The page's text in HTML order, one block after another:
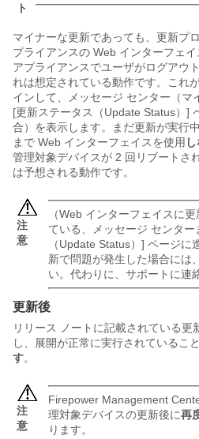
ト
マイナーな更新であっても、更新プ
プライアンスの Web インターフェ
アプライアンスでユーザがログアウ
れは想定されている動作です。これ
インして、メッセージ センター（マ
[更新ステータス（Update Status）]
合）を表示します。まだ更新が実行
まで Web インターフェイスを使用
管理対象デバイスが 2 回リブートさ
は予想される動作です。
注
意
（Web インターフェイスに
ている、メッセージ センタ
（Update Status）] ページ
新で問題が発生した場合には
い。代わりに、サポートに連
更新後
リリース ノートに記載されている更
し、展開が正常に実行されているこ
す。
注
意
Firepower Management
理対象デバイスの更新後に再
ります。